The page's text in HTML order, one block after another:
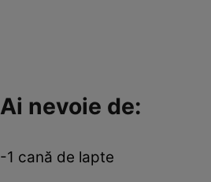
Ai nevoie de:
-1 cană de lapte